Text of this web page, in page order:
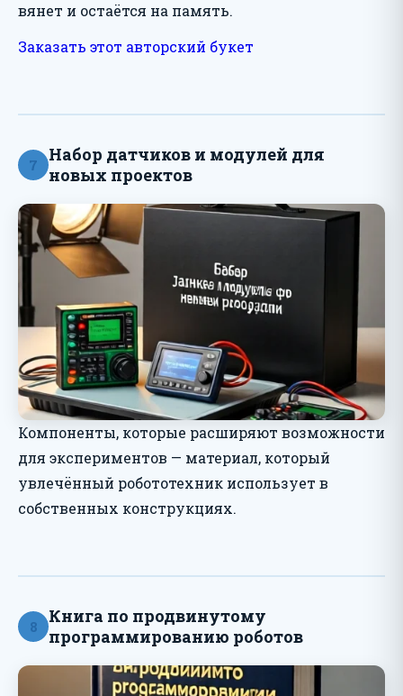
вянет и остаётся на память.
Заказать этот авторский букет
7
Набор датчиков и модулей для
новых проектов
Компоненты, которые расширяют возможности
для экспериментов — материал, который
увлечённый робототехник использует в
собственных конструкциях.
8
Книга по продвинутому
программированию роботов